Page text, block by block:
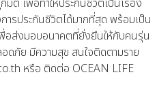
ติ เพื่อทำให้ประกันชีวิตเป็นเรื่อง
ารประกันชีวิตได้มากที่สุด พร้อมเป็น
อส่งมอบอนาคตที่ยั่งยืนให้กับคนรุ่น
ดภัย มีความสุข สนใจติดตามราย
หรือ ติดต่อ OCEAN LIFE